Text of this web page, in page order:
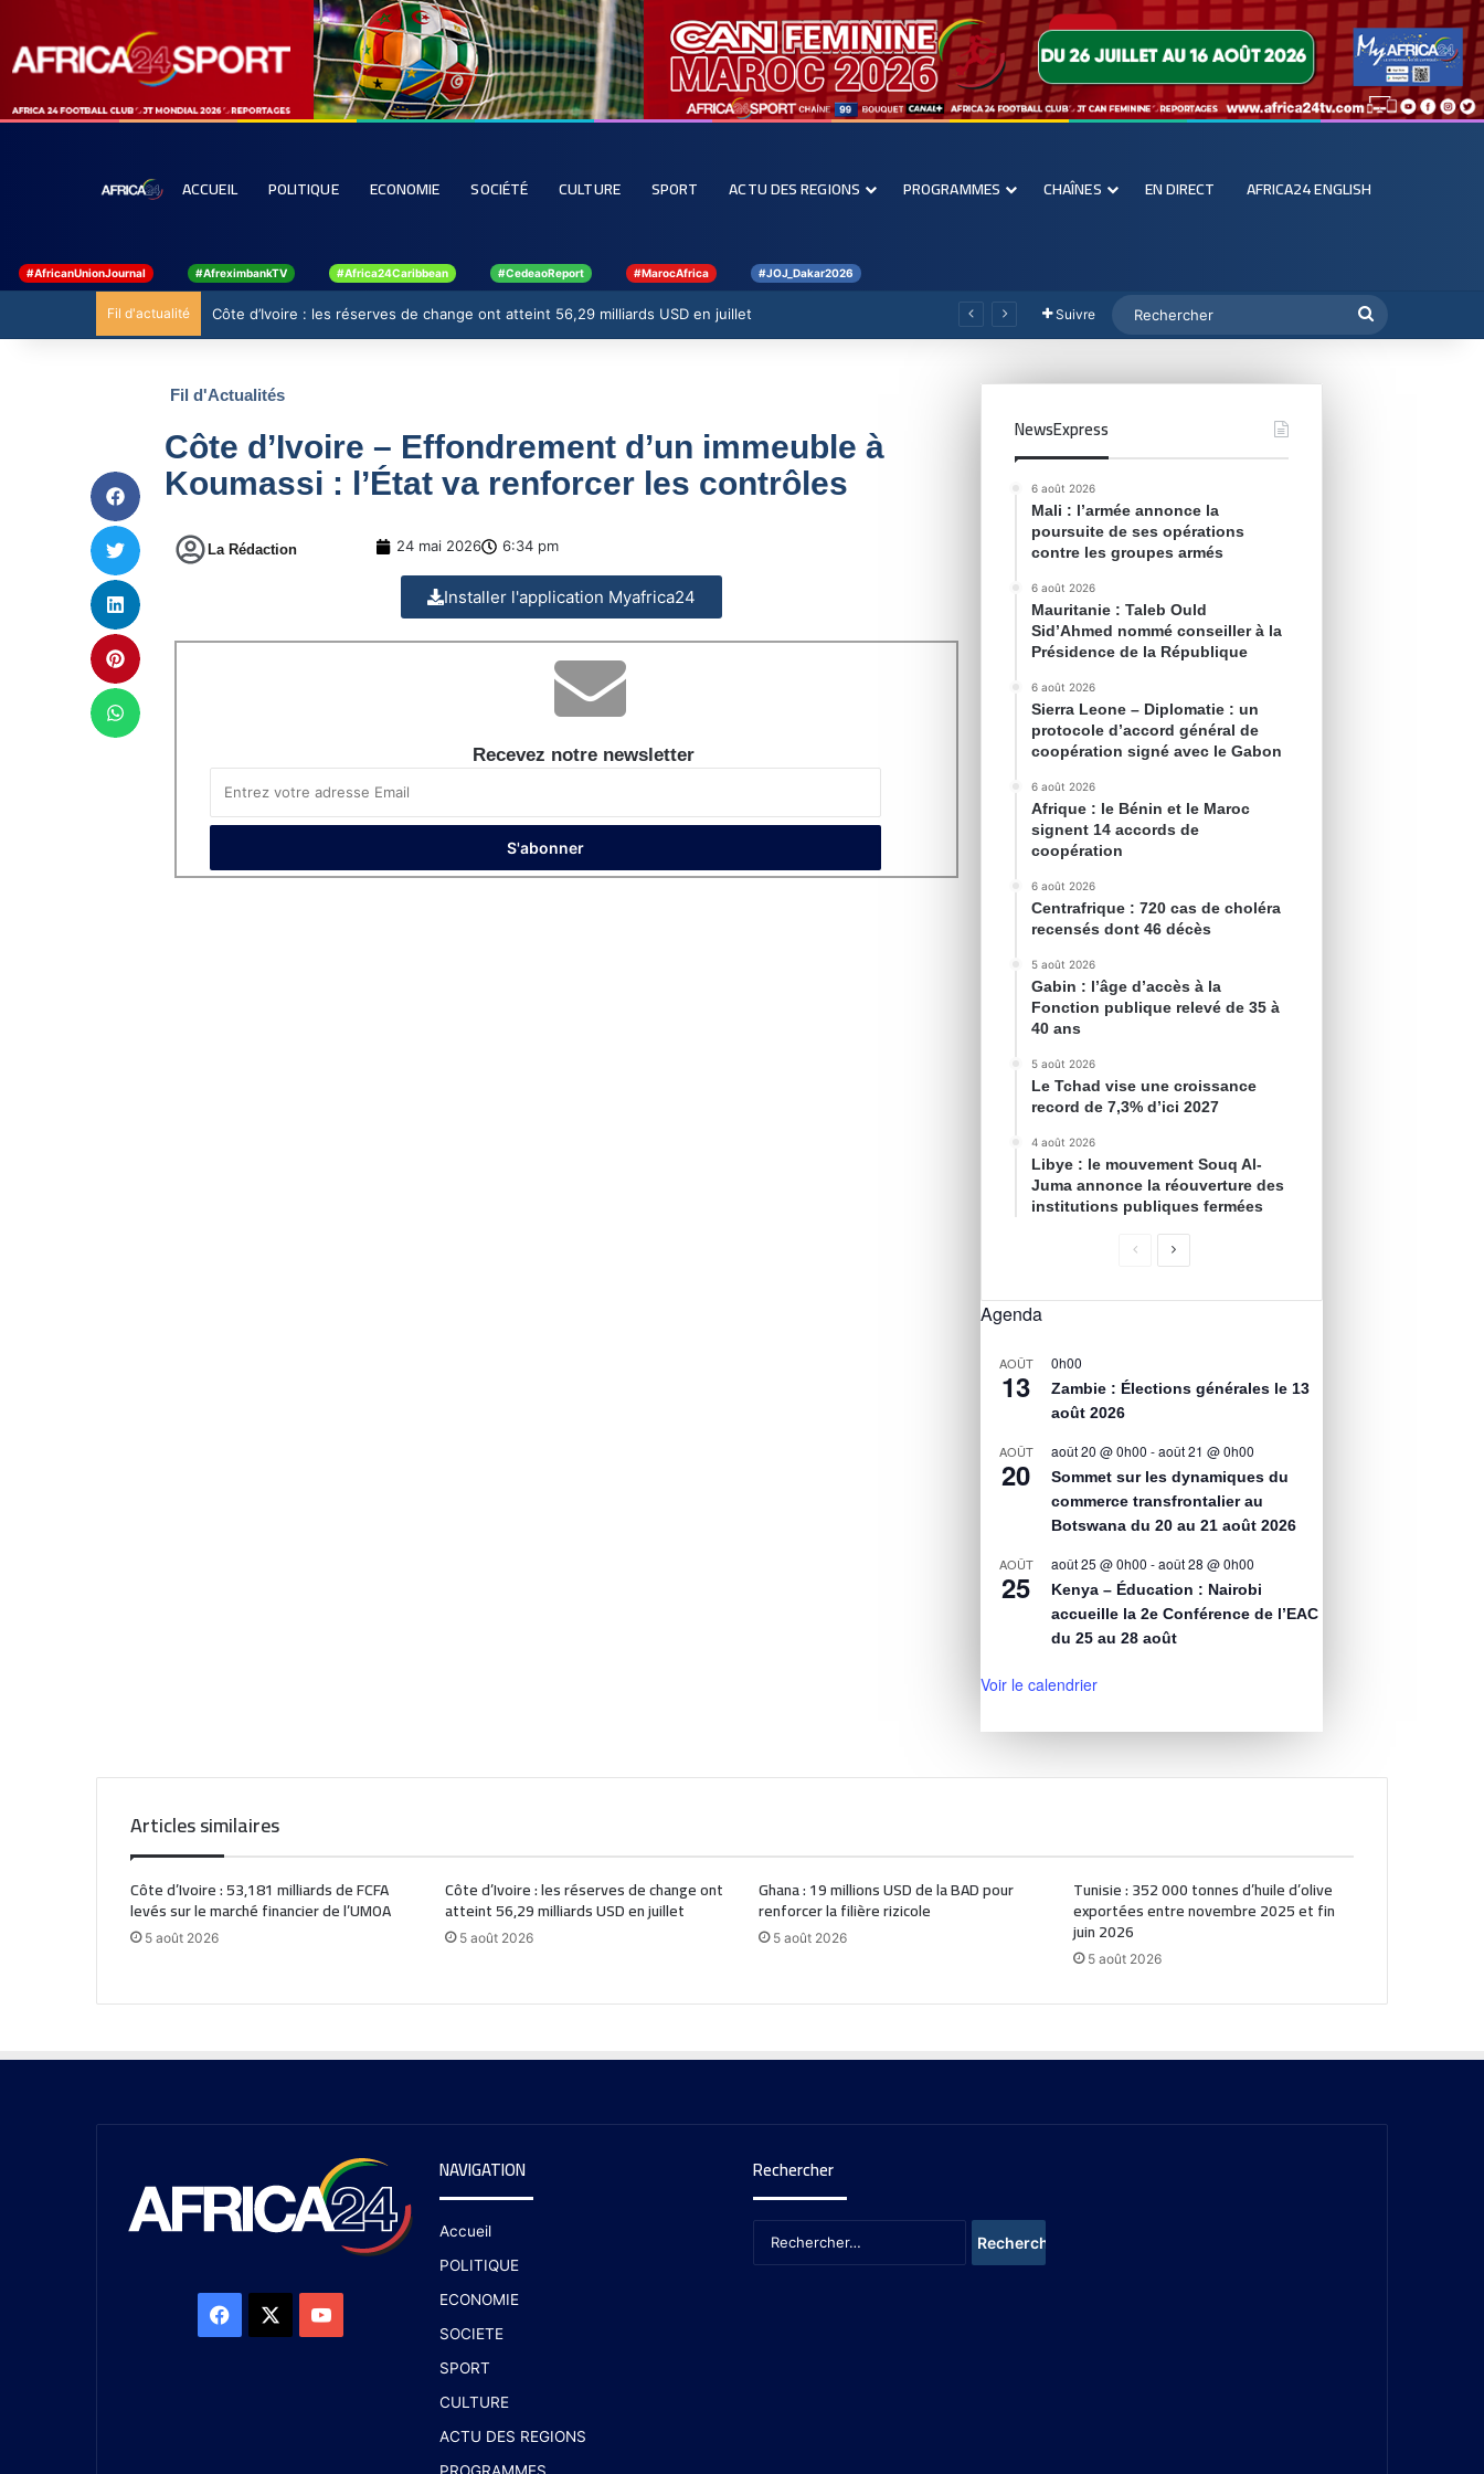
ACCUEIL POLITIQUE ECONOMIE SOCIÉTÉ CULTURE SPORT ACTU DES REGIONS PROGRAMMES CHAÎNES EN DIRECT AFRICA24 ENGLISH
#AfricanUnionJournal #AfreximbankTV #Africa24Caribbean #CedeaoReport #MarocAfrica #JOJ_Dakar2026
Fil d'actualité Côte d’Ivoire : les réserves de change ont atteint 56,29 milliards USD en juillet Suivre
Fil d'Actualités
Côte d’Ivoire – Effondrement d’un immeuble à
Koumassi : l’État va renforcer les contrôles
La Rédaction 24 mai 2026 6:34 pm
Installer l'application Myafrica24
Recevez notre newsletter
NewsExpress
6 août 2026
Mali : l’armée annonce la
poursuite de ses opérations
contre les groupes armés
6 août 2026
Mauritanie : Taleb Ould
Sid’Ahmed nommé conseiller à la
Présidence de la République
6 août 2026
Sierra Leone – Diplomatie : un
protocole d’accord général de
coopération signé avec le Gabon
6 août 2026
Afrique : le Bénin et le Maroc
signent 14 accords de
coopération
6 août 2026
Centrafrique : 720 cas de choléra
recensés dont 46 décès
5 août 2026
Gabin : l’âge d’accès à la
Fonction publique relevé de 35 à
40 ans
5 août 2026
Le Tchad vise une croissance
record de 7,3% d’ici 2027
4 août 2026
Libye : le mouvement Souq Al-
Juma annonce la réouverture des
institutions publiques fermées
Agenda
AOÛT
13
0h00
Zambie : Élections générales le 13
août 2026
AOÛT
20
août 20 @ 0h00 -août 21 @ 0h00
Sommet sur les dynamiques du
commerce transfrontalier au
Botswana du 20 au 21 août 2026
AOÛT
25
août 25 @ 0h00 -août 28 @ 0h00
Kenya – Éducation : Nairobi
accueille la 2e Conférence de l’EAC
du 25 au 28 août
Voir le calendrier
Articles similaires
Côte d’Ivoire : 53,181 milliards de FCFA
levés sur le marché financier de l’UMOA
5 août 2026
Côte d’Ivoire : les réserves de change ont
atteint 56,29 milliards USD en juillet
5 août 2026
Ghana : 19 millions USD de la BAD pour
renforcer la filière rizicole
5 août 2026
Tunisie : 352 000 tonnes d’huile d’olive
exportées entre novembre 2025 et fin
juin 2026
5 août 2026
NAVIGATION
Accueil
POLITIQUE
ECONOMIE
SOCIETE
SPORT
CULTURE
ACTU DES REGIONS
Rechercher